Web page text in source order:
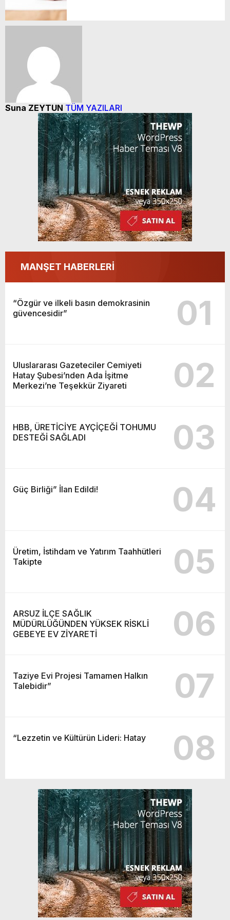
Suna ZEYTUN TÜM YAZILARI
MANŞET HABERLERİ
“Özgür ve ilkeli basın demokrasinin
güvencesidir”
01
Uluslararası Gazeteciler Cemiyeti
Hatay Şubesi’nden Ada İşitme
Merkezi’ne Teşekkür Ziyareti
02
HBB, ÜRETİCİYE AYÇİÇEĞİ TOHUMU
DESTEĞİ SAĞLADI
03
Güç Birliği” İlan Edildi! 04
Üretim, İstihdam ve Yatırım Taahhütleri
Takipte
05
ARSUZ İLÇE SAĞLIK
MÜDÜRLÜĞÜNDEN YÜKSEK RİSKLİ
GEBEYE EV ZİYARETİ
06
Taziye Evi Projesi Tamamen Halkın
Talebidir”
07
“Lezzetin ve Kültürün Lideri: Hatay 08